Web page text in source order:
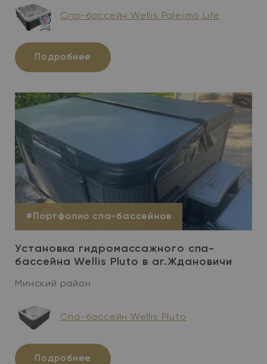
Спа-бассейн Wellis Palermo Life
Подробнее
#Портфолио спа-бассейнов
Установка гидромассажного спа-
бассейна Wellis Pluto в аг.Ждановичи
Минский район
Cпа-бассейн Wellis Pluto
Подробнее